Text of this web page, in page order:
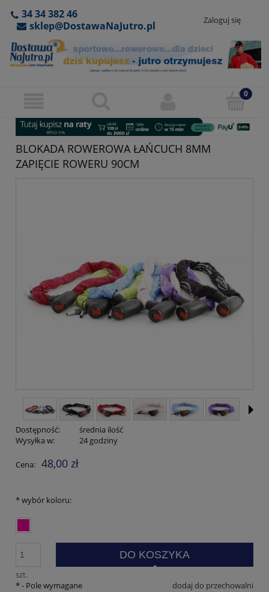
34 34 382 46
sklep@DostawaNaJutro.pl
Zaloguj się
BLOKADA ROWEROWA ŁAŃCUCH 8MM
ZAPIĘCIE ROWERU 90CM
Dostępność:
średnia ilość
Wysyłka w:
24 godziny
Cena: 48,00 zł
*wybór koloru:
szt.
DO KOSZYKA
dodaj do przechowalni
*- Pole wymagane